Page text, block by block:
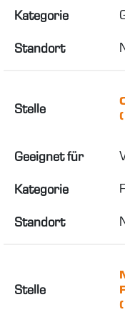
Kategorie
Standort
Stelle
Geeignet für
Kategorie
Standort
Stelle